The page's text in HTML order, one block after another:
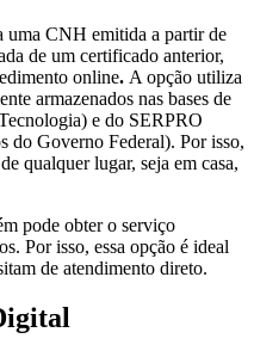
uma CNH emitida a partir de
de um certificado anterior,
online. A opção utiliza
armazenados nas bases de
e do SERPRO
do Governo Federal). Por isso,
qualquer lugar, seja em casa,
pode obter o serviço
Por isso, essa opção é ideal
de atendimento direto.